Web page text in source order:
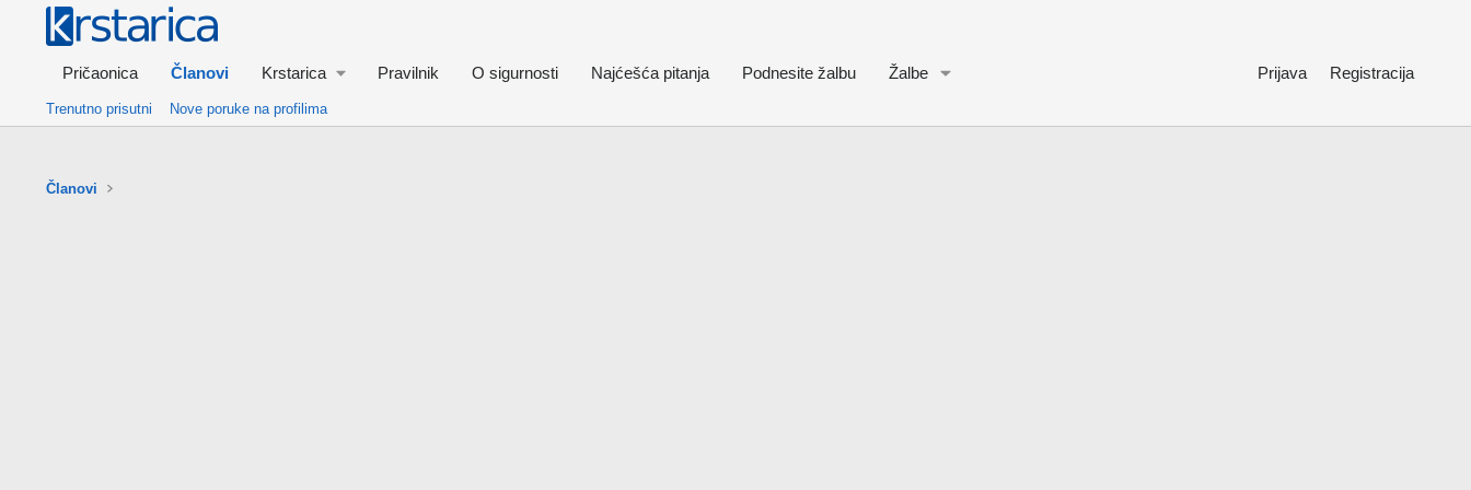
Pričaonica Članovi Krstarica Pravilnik O sigurnosti Najćešća pitanja Podnesite žalbu Žalbe Prijava Registracija
Trenutno prisutni Nove poruke na profilima
Članovi